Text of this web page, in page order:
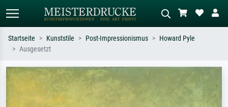
Suchen Sie nach Künstlern, Werktiteln
oder Stilen – z.B. Monet,
Sternennacht, Impressionismus, Welle
Beschreiben Sie die Szene – z.B. Grüne
Wiese, Abstrakt mit viel Rot, Dunkles
Ölgemälde, Stehender Akt neben einem
Startseite Kunststile Post-Impressionismus
Howard Pyle
Ausgesetzt